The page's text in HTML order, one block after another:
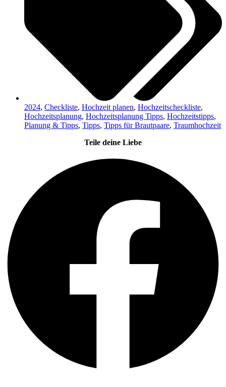
2024, Checkliste, Hochzeit planen, Hochzeitscheckliste,
Hochzeitsplanung, Hochzeitsplanung Tipps, Hochzeitstipps,
Planung & Tipps, Tipps, Tipps für Brautpaare, Traumhochzeit
Teile deine Liebe